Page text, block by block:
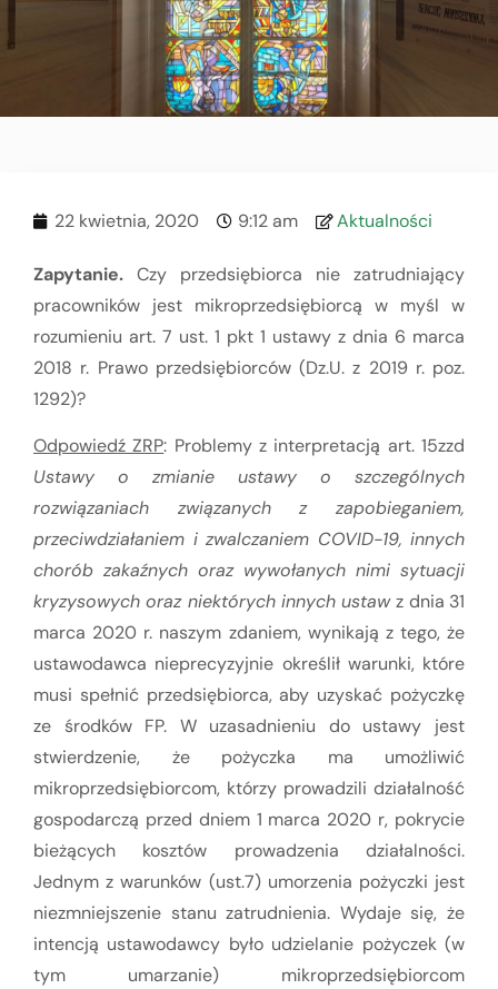
22 kwietnia, 2020 9:12 am Aktualności
Zapytanie. Czy przedsiębiorca nie zatrudniający
pracowników jest mikroprzedsiębiorcą w myśl w
rozumieniu art. 7 ust. 1 pkt 1 ustawy z dnia 6 marca
2018 r. Prawo przedsiębiorców (Dz.U. z 2019 r. poz.
1292)?
Odpowiedź ZRP: Problemy z interpretacją art. 15zzd
Ustawy o zmianie ustawy o szczególnych
rozwiązaniach związanych z zapobieganiem,
przeciwdziałaniem i zwalczaniem COVID-19, innych
chorób zakaźnych oraz wywołanych nimi sytuacji
kryzysowych oraz niektórych innych ustawz dnia 31
marca 2020 r. naszym zdaniem, wynikają z tego, że
ustawodawca nieprecyzyjnie określił warunki, które
musi spełnić przedsiębiorca, aby uzyskać pożyczkę
ze środków FP. W uzasadnieniu do ustawy jest
stwierdzenie, że pożyczka ma umożliwić
mikroprzedsiębiorcom, którzy prowadzili działalność
gospodarczą przed dniem 1 marca 2020 r, pokrycie
bieżących kosztów prowadzenia działalności.
Jednym z warunków (ust.7) umorzenia pożyczki jest
niezmniejszenie stanu zatrudnienia. Wydaje się, że
intencją ustawodawcy było udzielanie pożyczek (w
tym umarzanie) mikroprzedsiębiorcom